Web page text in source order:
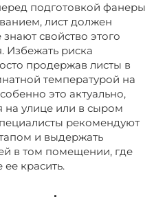
подготовкой фанеры
лист должен
свойство этого
Избежать риска
продержав листы в
температурой на
это актуально,
на улице или в сыром
рекомендуют
и выдержать
в том помещении, где
красить.